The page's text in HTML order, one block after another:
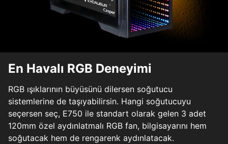
En Havalı RGB Deneyimi
RGB ışıklarının büyüsünü dilersen soğutucu
sistemlerine de taşıyabilirsin. Hangi soğutucuyu
seçersen seç, E750 ile standart olarak gelen 3 adet
120mm özel aydınlatmalı RGB fan, bilgisayarını hem
soğutacak hem de rengarenk aydınlatacak.